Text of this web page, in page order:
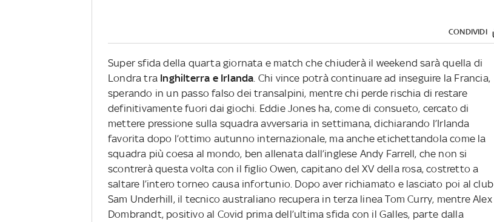
CONDIVIDI
Super sfida della quarta giornata e match che chiuderà il weekend sarà quella di
Londra traInghilterra e Irlanda . Chi vince potrà continuare ad inseguire la Francia,
sperando in un passo falso dei transalpini, mentre chi perde rischia di restare
definitivamente fuori dai giochi. Eddie Jones ha, come di consueto, cercato di
mettere pressione sulla squadra avversaria in settimana, dichiarando l’Irlanda
favorita dopo l’ottimo autunno internazionale, ma anche etichettandola come la
squadra più coesa al mondo, ben allenata dall’inglese Andy Farrell, che non si
scontrerà questa volta con il figlio Owen, capitano del XV della rosa, costretto a
saltare l’intero torneo causa infortunio. Dopo aver richiamato e lasciato poi al club
Sam Underhill, il tecnico australiano recupera in terza linea Tom Curry, mentre Alex
Dombrandt, positivo al Covid prima dell’ultima sfida con il Galles, parte dalla